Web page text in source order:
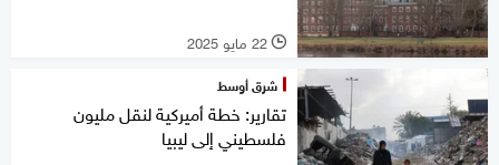
l 22 مايو 2025
شرق أوسط
تقارير: خطة أميركية لنقل مليون
فلسطيني إلى ليبيا